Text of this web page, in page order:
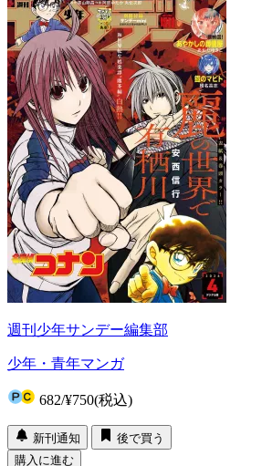
週刊少年サンデー編集部
少年・青年マンガ
682/¥750(税込)
新刊通知
後で買う
購入に進む